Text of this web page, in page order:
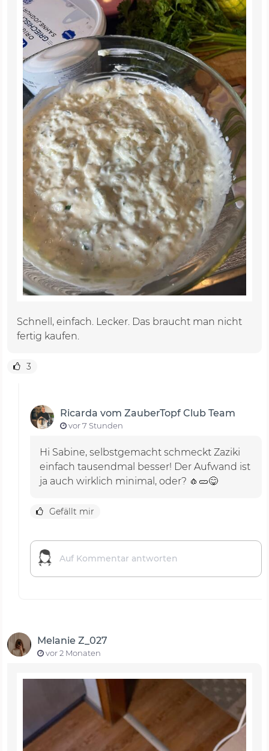
Schnell, einfach. Lecker. Das braucht man nicht
fertig kaufen.
3
Ricarda vom ZauberTopf Club Team
vor 7 Stunden
Hi Sabine, selbstgemacht schmeckt Zaziki
einfach tausendmal besser! Der Aufwand ist
ja auch wirklich minimal, oder? 🧄🥒😋
Gefällt mir
Melanie Z_027
vor 2 Monaten